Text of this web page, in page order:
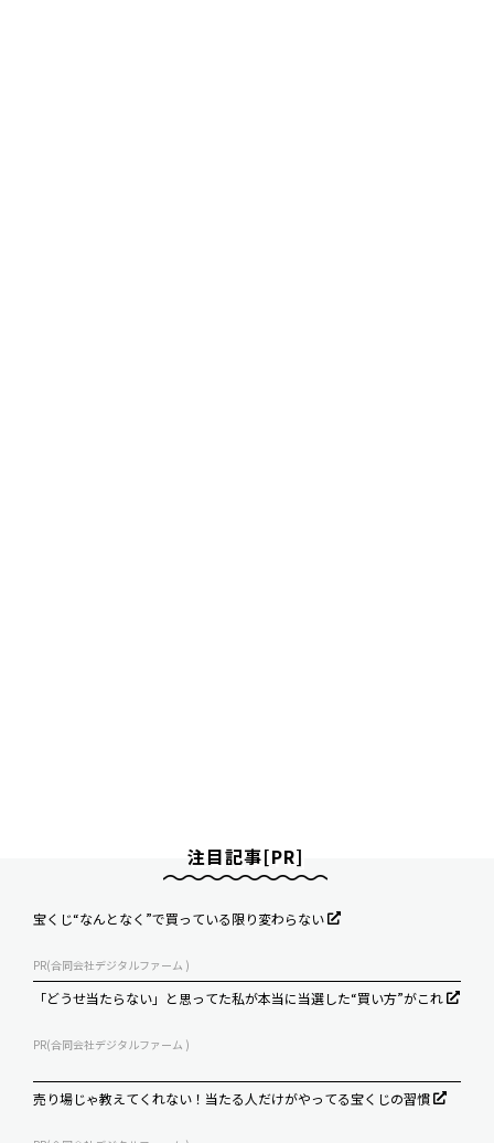
注目記事[PR]
宝くじ“なんとなく”で買っている限り変わらない
PR(合同会社デジタルファーム )
「どうせ当たらない」と思ってた私が本当に当選した“買い方”がこれ
PR(合同会社デジタルファーム )
売り場じゃ教えてくれない！当たる人だけがやってる宝くじの習慣